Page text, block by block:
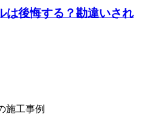
は後悔する？勘違いされ
施工事例